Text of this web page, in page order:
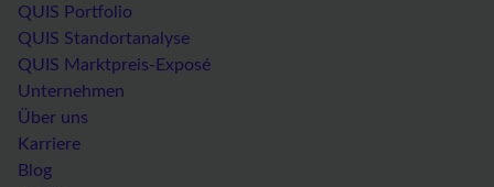
QUIS Portfolio
QUIS Standortanalyse
QUIS Marktpreis-Exposé
Unternehmen
Über uns
Karriere
Blog